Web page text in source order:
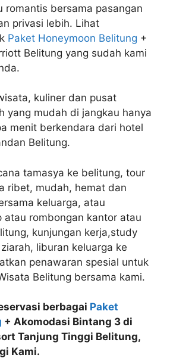
romantis bersama pasangan
privasi lebih. Lihat
Paket Honeymoon Belitung +
Belitung yang sudah kami
kuliner dan pusat
yang mudah di jangkau hanya
menit berkendara dari hotel
Belitung.
tamasya ke belitung, tour
ribet, mudah, hemat dan
keluarga, atau
atau rombongan kantor atau
kunjungan kerja,study
liburan keluarga ke
penawaran spesial untuk
Belitung bersama kami.
berbagai Paket
+ Akomodasi Bintang 3 di
Tanjung Tinggi Belitung,
Kami.